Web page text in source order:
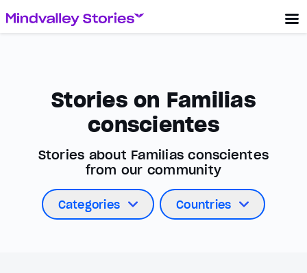
Stories on Familias
conscientes
Stories about Familias conscientes
from our community
Categories Countries